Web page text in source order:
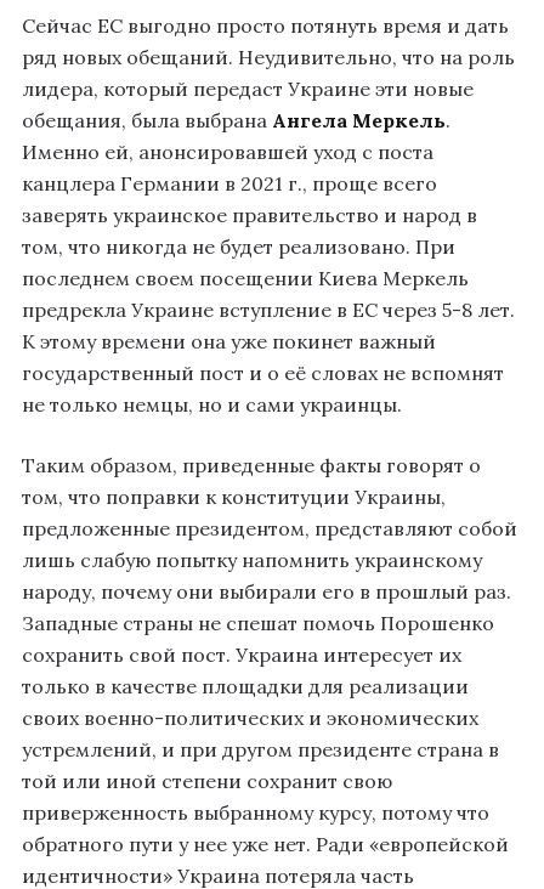
Сейчас ЕС выгодно просто потянуть время и дать
ряд новых обещаний. Неудивительно, что на роль
лидера, который передаст Украине эти новые
обещания, была выбрана Ангела Меркель.
Именно ей, анонсировавшей уход с поста
канцлера Германии в 2021 г., проще всего
заверять украинское правительство и народ в
том, что никогда не будет реализовано. При
последнем своем посещении Киева Меркель
предрекла Украине вступление в ЕС через 5-8 лет.
К этому времени она уже покинет важный
государственный пост и о её словах не вспомнят
не только немцы, но и сами украинцы.
Таким образом, приведенные факты говорят о
том, что поправки к конституции Украины,
предложенные президентом, представляют собой
лишь слабую попытку напомнить украинскому
народу, почему они выбирали его в прошлый раз.
Западные страны не спешат помочь Порошенко
сохранить свой пост. Украина интересует их
только в качестве площадки для реализации
своих военно-политических и экономических
устремлений, и при другом президенте страна в
той или иной степени сохранит свою
приверженность выбранному курсу, потому что
обратного пути у нее уже нет. Ради «европейской
идентичности» Украина потеряла часть